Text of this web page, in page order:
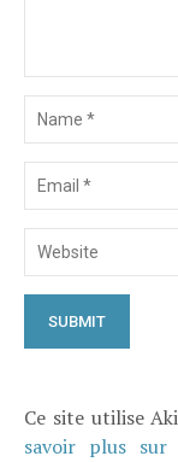
Ce site utilise
savoir plus